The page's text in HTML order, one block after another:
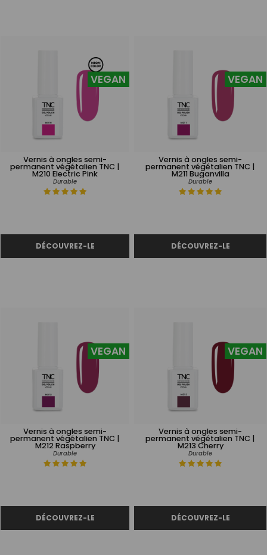
Vernis à ongles semi-
permanent végétalien TNC |
M210 Electric Pink
Durable
VEGAN
Vernis à ongles semi-
permanent végétalien TNC |
M211 Buganvilla
Durable
VEGAN
Vernis à ongles semi-
permanent végétalien TNC |
M212 Raspberry
Durable
VEGAN
Vernis à ongles semi-
permanent végétalien TNC |
M213 Cherry
Durable
VEGAN